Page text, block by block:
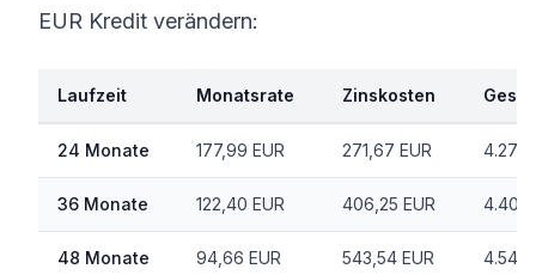
EUR Kredit verändern:
Laufzeit Monatsrate Zinskosten
24 Monate 177,99 EUR 271,67 EUR
36 Monate 122,40 EUR 406,25 EUR
48 Monate 94,66 EUR 543,54 EUR